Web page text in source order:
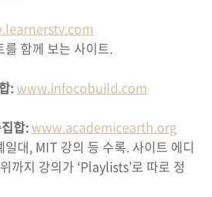
를 함께 보는 사이트.
:www.infocobuild.com
합:www.academicearth.org
대, MIT 강의 등 수록. 사이트 에디
까지 강의가 ‘Playlists’로 따로 정